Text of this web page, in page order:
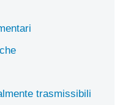
trasmissibili